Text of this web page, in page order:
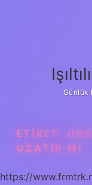
Günlük
ETIKET:
UZATIR MI
https://